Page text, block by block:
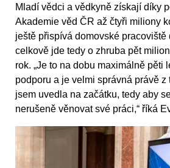
Mladí vědci a vědkyně získají díky
Akademie věd ČR až čtyři miliony
ještě přispívá domovské pracoviště
celkově jde tedy o zhruba pět
rok. „Je to na dobu maximálně pěti
podporu a je velmi správná právě z
jsem uvedla na začátku, tedy aby
nerušeně věnovat své práci,“ říká